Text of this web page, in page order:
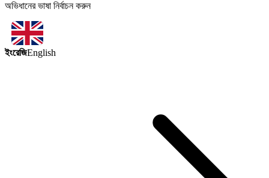
অভিধানের ভাষা নির্বাচন করুন
ইংরেজিEnglish